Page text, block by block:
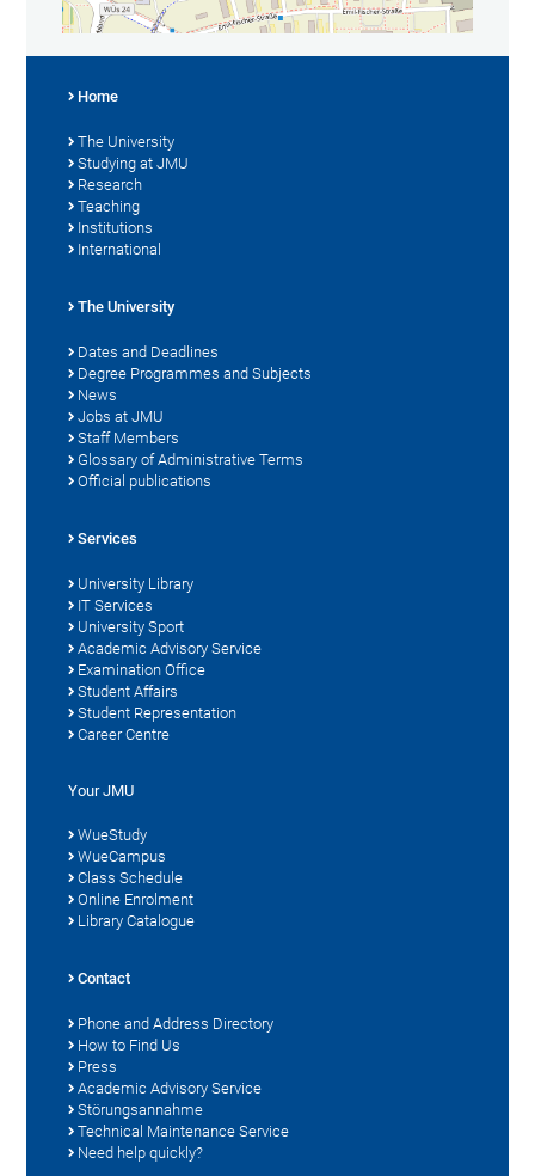
Home
The University
Studying at JMU
Research
Teaching
Institutions
International
The University
Dates and Deadlines
Degree Programmes and Subjects
News
Jobs at JMU
Staff Members
Glossary of Administrative Terms
Official publications
Services
University Library
IT Services
University Sport
Academic Advisory Service
Examination Office
Student Affairs
Student Representation
Career Centre
Your JMU
WueStudy
WueCampus
Class Schedule
Online Enrolment
Library Catalogue
Contact
Phone and Address Directory
How to Find Us
Press
Academic Advisory Service
Störungsannahme
Technical Maintenance Service
Need help quickly?